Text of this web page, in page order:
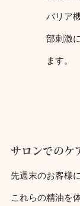
バリア
部刺激
ます。
サロンでのケ
先週末のお客様に
これらの精油を